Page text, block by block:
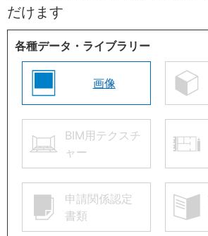
だけます
各種データ・ライブラリー
画像
BIM用テクスチ
ャー
申請関係認定
書類